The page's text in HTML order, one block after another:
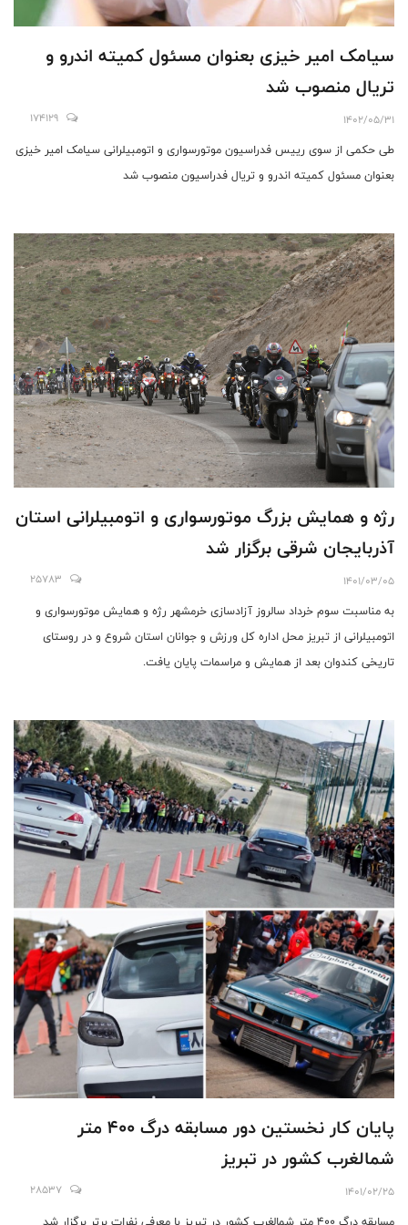
سیامک امیر خیزی بعنوان مسئول کمیته اندرو و
تریال منصوب شد
1402/05/31
174129
طی حکمی از سوی رییس فدراسیون موتورسواری و اتومبیلرانی سیامک امیر خیزی
بعنوان مسئول کمیته اندرو و تریال فدراسیون منصوب شد
رژه و همایش بزرگ موتورسواری و اتومبیلرانی استان
آذربایجان شرقی برگزار شد
1401/03/05
25783
به مناسبت سوم خرداد سالروز آزادسازی خرمشهر رژه و همایش موتورسواری و
اتومبیلرانی از تبریز محل اداره کل ورزش و جوانان استان شروع و در روستای
تاریخی کندوان بعد از همایش و مراسمات پایان یافت.
پایان کار نخستین دور مسابقه درگ ۴۰۰ متر
شمالغرب کشور در تبریز
1401/02/25
28537